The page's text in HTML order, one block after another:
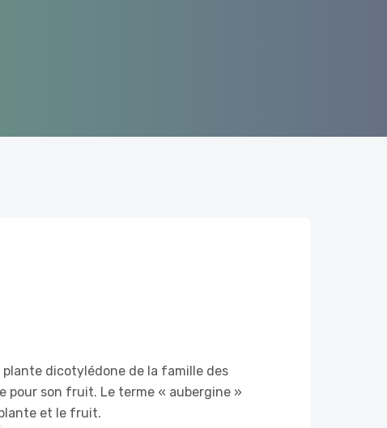
plante dicotylédone de la famille des
pour son fruit. Le terme « aubergine »
et le fruit.